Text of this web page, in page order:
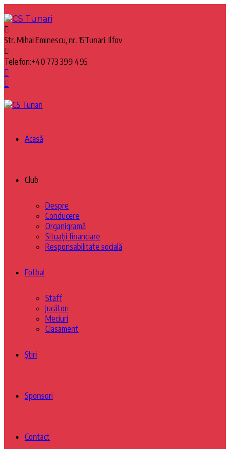
Str. Mihai Eminescu, nr. 15Tunari, Ilfov
Telefon:+40 773 399 495
Acasă
Club
Despre
Conducere
Organigramă
Situații financiare
Responsabilitate socială
Fotbal
Staff
Jucători
Meciuri
Clasament
Știri
Sponsori
Contact